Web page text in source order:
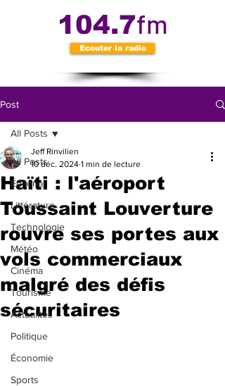
104.7fm
Ecouter la radio
Post
All Posts
Éditorial
Littérature
Technologie
Météo
Cinéma
Tourisme
Actualités
Politique
Économie
Sports
All Posts
Haïti : l'aéroport
Toussaint Louverture
rouvre ses portes aux
vols commerciaux
malgré des défis
sécuritaires
Jeff Rinvilien
10 déc. 2024 1 min de lecture